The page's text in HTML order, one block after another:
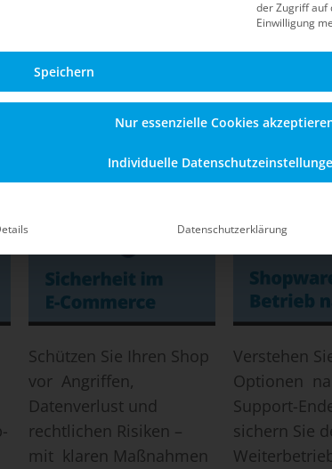
Informationen zu Sicherheit, Updates,
Shopware-5-Shop – auch nach dem
Schützen Sie Ihren Shop
vor Angriffen,
Datenverlust und
rechtlichen Risiken –
mit klaren Maßnahmen
Verstehen
Optionen
Support-
sichern Sie
der Zugriff auf
Einwilligung
Speichern
Nur essenzielle Cookies
Individuelle
Datenschutzerklärung